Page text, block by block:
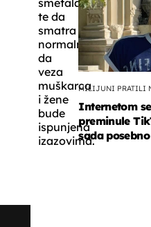
te da
smatra
normalnim
da
veza
muškarca
i žene
bude
ispunjena
izazovima.
MILIJUNI PRATILI
Internetom
preminule
sada